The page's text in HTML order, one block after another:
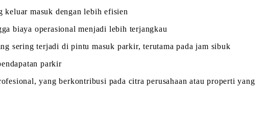
keluar masuk dengan lebih efisien
biaya operasional menjadi lebih terjangkau
sering terjadi di pintu masuk parkir, terutama pada jam sibuk
parkir
yang berkontribusi pada citra perusahaan atau properti yang